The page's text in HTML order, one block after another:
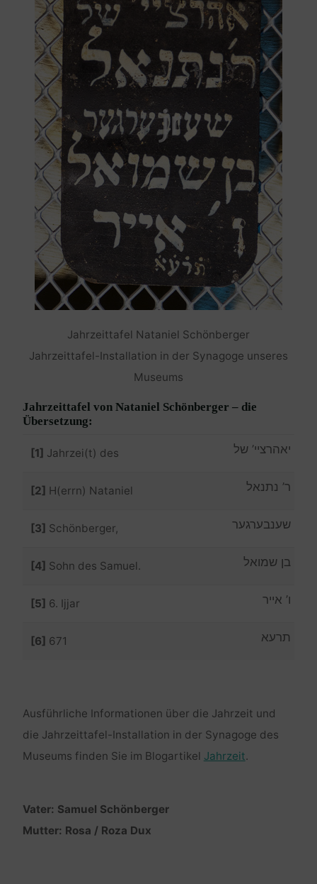
Jahrzeittafel Nataniel Schönberger
Jahrzeittafel-Installation in der Synagoge unseres
Museums
Jahrzeittafel von Nataniel Schönberger – die
Übersetzung:
[1] Jahrzei(t) des יאהרציי’ של
[2] H(errn) Nataniel ר’ נתנאל
[3] Schönberger, שענבערגער
[4] Sohn des Samuel. בן שמואל
[5] 6. Ijjar ו’ אייר
[6] 671 תרעא
Ausführliche Informationen über die Jahrzeit und
die Jahrzeittafel-Installation in der Synagoge des
Museums finden Sie im Blogartikel Jahrzeit.
Vater: Samuel Schönberger
Mutter: Rosa / Roza Dux